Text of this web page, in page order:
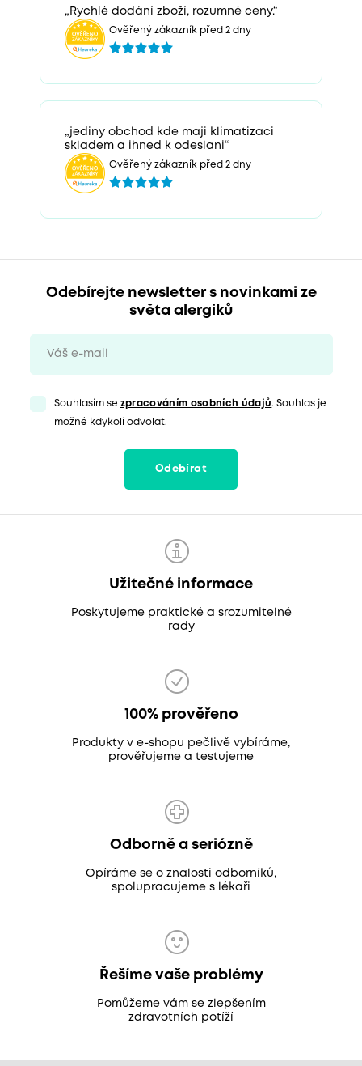
„Rychlé dodání zboží, rozumné ceny.“
Ověřený zákazník před 2 dny
„jediny obchod kde maji klimatizaci
skladem a ihned k odeslani“
Ověřený zákazník před 2 dny
Odebírejte newsletter s novinkami ze
světa alergiků
Souhlasím se zpracováním osobních údajů. Souhlas je
možné kdykoli odvolat.
Odebírat
Užitečné informace
Poskytujeme praktické a srozumitelné
rady
100% prověřeno
Produkty v e-shopu pečlivě vybíráme,
prověřujeme a testujeme
Odborně a seriózně
Opíráme se o znalosti odborníků,
spolupracujeme s lékaři
Řešíme vaše problémy
Pomůžeme vám se zlepšením
zdravotních potíží